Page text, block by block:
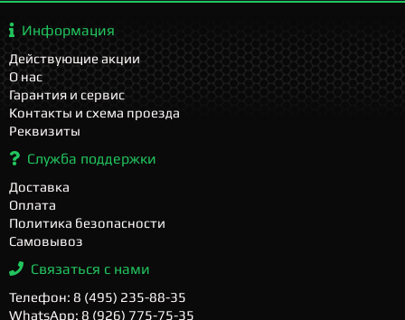
Информация
Действующие акции
О нас
Гарантия и сервис
Контакты и схема проезда
Реквизиты
Служба поддержки
Доставка
Оплата
Политика безопасности
Самовывоз
Связаться с нами
Телефон: 8 (495) 235-88-35
WhatsApp: 8 (926) 775-75-35